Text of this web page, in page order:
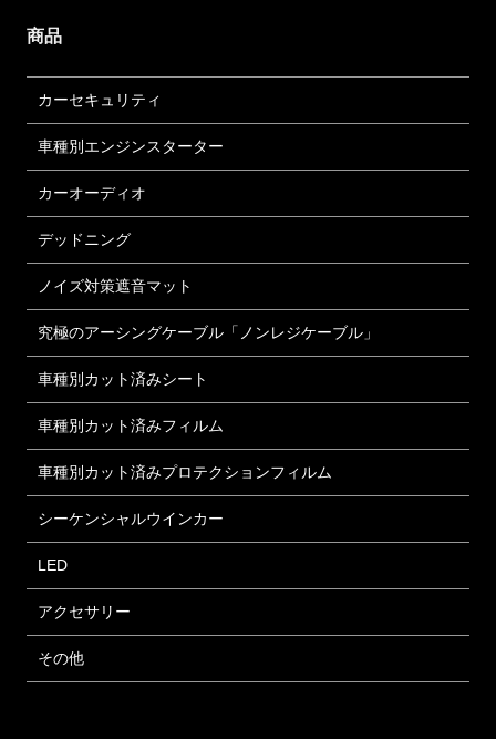
商品
カーセキュリティ
車種別エンジンスターター
カーオーディオ
デッドニング
ノイズ対策遮音マット
究極のアーシングケーブル「ノンレジケーブル」
車種別カット済みシート
車種別カット済みフィルム
車種別カット済みプロテクションフィルム
シーケンシャルウインカー
LED
アクセサリー
その他